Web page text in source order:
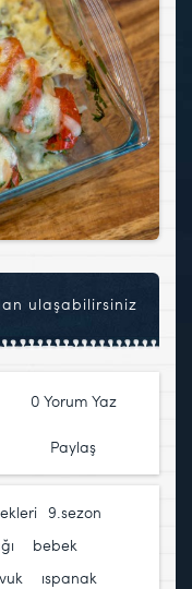
ulaşabilirsiniz
0 Yorum Yaz
Paylaş
9.sezon
bebek
ıspanak